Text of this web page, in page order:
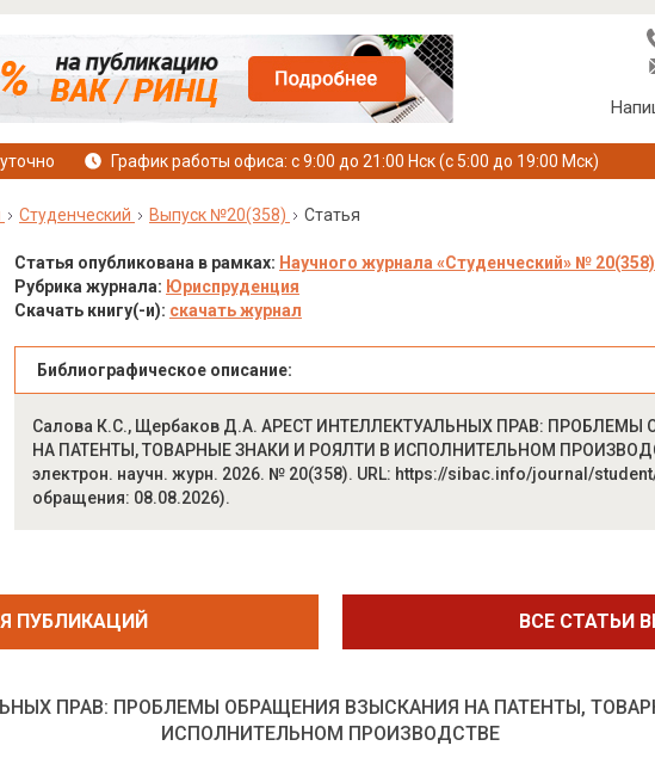
График работы офиса: с 9:00 до 21:00 Нск (с 5:00 до 19:00 Мск)
Студенческий Выпуск №20(358) Статья
Статья опубликована в рамках: Научного журнала «Студенческий» № 20(358)
Рубрика журнала: Юриспруденция
Скачать книгу(-и): скачать журнал
Библиографическое описание:
Салова К.С., Щербаков Д.А. АРЕСТ ИНТЕЛЛЕКТУАЛЬНЫХ ПРАВ:
НА ПАТЕНТЫ, ТОВАРНЫЕ ЗНАКИ И РОЯЛТИ В ИСПОЛНИТЕЛЬНОМ
электрон. научн. журн. 2026. № 20(358). URL: https://sibac.info/journal/
обращения: 08.08.2026).
ПУБЛИКАЦИЙ ВСЕ СТАТЬИ
ПРАВ: ПРОБЛЕМЫ ОБРАЩЕНИЯ ВЗЫСКАНИЯ НА ПАТЕНТЫ,
ИСПОЛНИТЕЛЬНОМ ПРОИЗВОДСТВЕ